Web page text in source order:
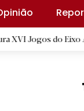
Atlântico com